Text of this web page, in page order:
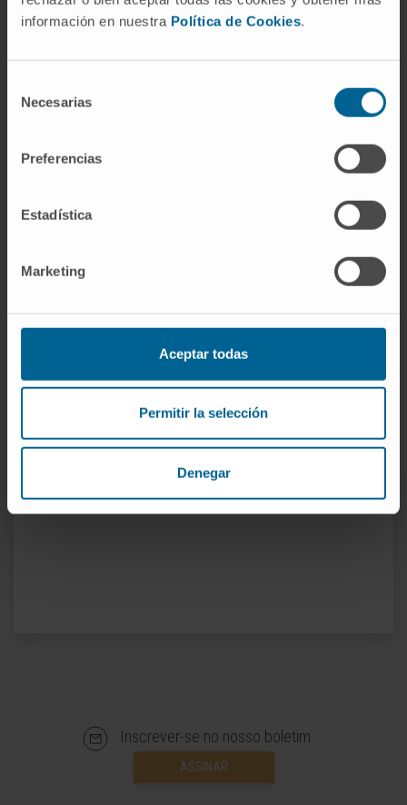
información en nuestra Política de Cookies.
Necesarias
Preferencias
Estadística
Marketing
Aceptar todas
Permitir la selección
Denegar
Análise do diagnóstico e prognóstico
neuropsicológico de patologias
comportamentais e emocionais associadas à
Avaliação neuropsicológica pré-cirúrgica em
Orientação familiar para a gestão de doentes
com patologia neurológica.
Atividade
Tutora de alunos do Curso de Psicologia.
Tutora de alunos do Mestrado em
Inscrever-se no nosso boletim
ASSINAR